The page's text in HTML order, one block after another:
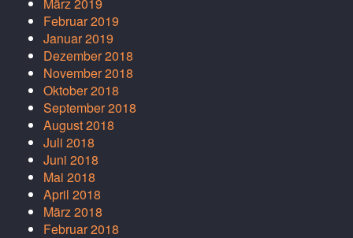
Februar 2019
Januar 2019
Dezember 2018
November 2018
Oktober 2018
September 2018
August 2018
Juli 2018
Juni 2018
Mai 2018
April 2018
März 2018
Februar 2018